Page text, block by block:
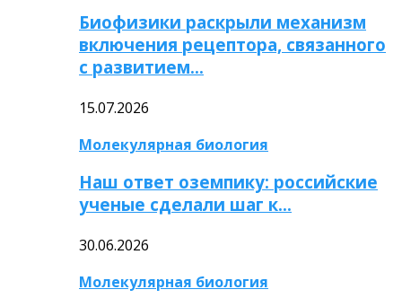
Биофизики раскрыли механизм
включения рецептора, связанного
с развитием…
15.07.2026
Молекулярная биология
Наш ответ оземпику: российские
ученые сделали шаг к…
30.06.2026
Молекулярная биология